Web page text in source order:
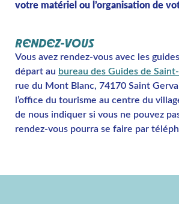
votre matériel ou l’organisation de
RENDEZ-VOUS
Vous avez rendez-vous avec les
départ au bureau des Guides de
rue du Mont Blanc, 74170 Saint
l’office du tourisme au centre du
de nous indiquer si vous ne pouvez
rendez-vous pourra se faire par